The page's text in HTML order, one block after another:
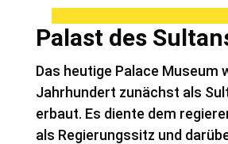
Palast des
Das heutige Palace Museum
Jahrhundert zunächst als
erbaut. Es diente dem
als Regierungssitz und